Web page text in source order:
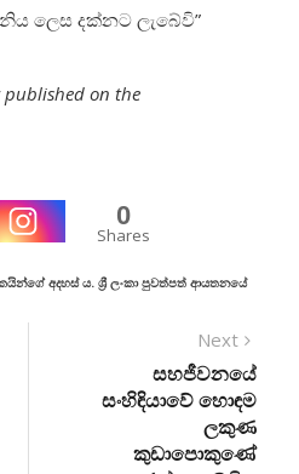
ලෙස දක්නට ලැබේවි”
published on the
0
Shares
අදහස් ය. ශ්‍රී ලංකා පුවත්පත් ආයතනයේ
Next
සහජීවනයේ
සංහිඳියාවේ හොඳම
ලකුණ
කුඩාපොකුණේ